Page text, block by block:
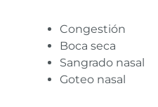
Congestión
Boca seca
Sangrado nasal
Goteo nasal